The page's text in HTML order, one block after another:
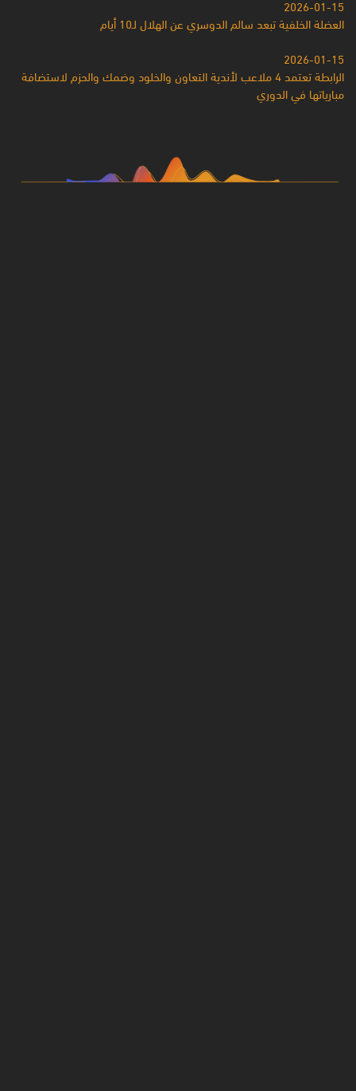
2026-01-15
العضلة الخلفية تبعد سالم الدوسري عن الهلال لـ10 أيام
2026-01-15
الرابطة تعتمد 4 ملاعب لأندية التعاون والخلود وضمك والحزم لاستضافة
مبارياتها في الدوري